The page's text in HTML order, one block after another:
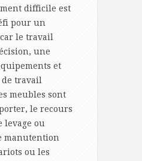
difficile est
pour un
le travail
une
et
de travail
meubles sont
le recours
levage ou
manutention
ou les